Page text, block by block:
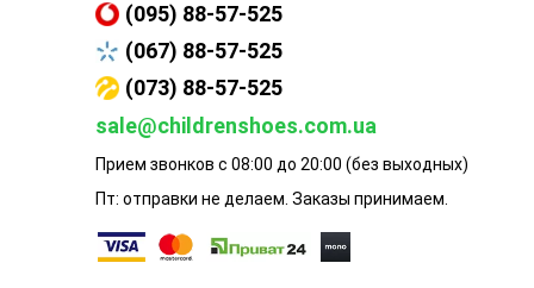
(095) 88-57-525
(067) 88-57-525
(073) 88-57-525
sale@childrenshoes.com.ua
Прием звонков с 08:00 до 20:00 (без выходных)
Пт: отправки не делаем. Заказы принимаем.